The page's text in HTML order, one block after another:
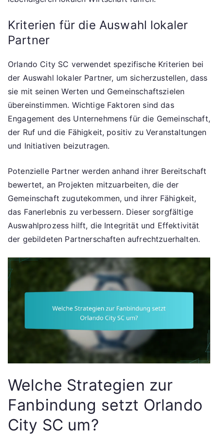
Kriterien für die Auswahl lokaler
Partner
Orlando City SC verwendet spezifische Kriterien bei
der Auswahl lokaler Partner, um sicherzustellen, dass
sie mit seinen Werten und Gemeinschaftszielen
übereinstimmen. Wichtige Faktoren sind das
Engagement des Unternehmens für die Gemeinschaft,
der Ruf und die Fähigkeit, positiv zu Veranstaltungen
und Initiativen beizutragen.
Potenzielle Partner werden anhand ihrer Bereitschaft
bewertet, an Projekten mitzuarbeiten, die der
Gemeinschaft zugutekommen, und ihrer Fähigkeit,
das Fanerlebnis zu verbessern. Dieser sorgfältige
Auswahlprozess hilft, die Integrität und Effektivität
der gebildeten Partnerschaften aufrechtzuerhalten.
Welche Strategien zur
Fanbindung setzt Orlando
City SC um?